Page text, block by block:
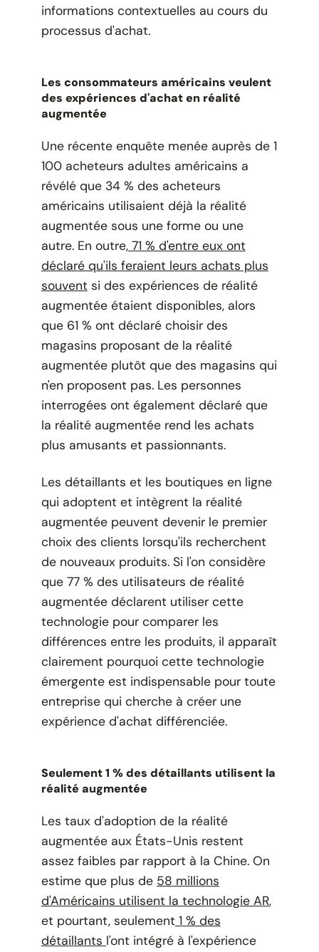
informations contextuelles au cours du
processus d'achat.
Les consommateurs américains veulent
des expériences d'achat en réalité
augmentée
Une récente enquête menée auprès de 1
100 acheteurs adultes américains a
révélé que 34 % des acheteurs
américains utilisaient déjà la réalité
augmentée sous une forme ou une
autre. En outre,71 % d'entre eux ont
déclaré qu'ils feraient leurs achats plus
souventsi des expériences de réalité
augmentée étaient disponibles, alors
que 61 % ont déclaré choisir des
magasins proposant de la réalité
augmentée plutôt que des magasins qui
n'en proposent pas. Les personnes
interrogées ont également déclaré que
la réalité augmentée rend les achats
plus amusants et passionnants.
Les détaillants et les boutiques en ligne
qui adoptent et intègrent la réalité
augmentée peuvent devenir le premier
choix des clients lorsqu'ils recherchent
de nouveaux produits. Si l'on considère
que 77 % des utilisateurs de réalité
augmentée déclarent utiliser cette
technologie pour comparer les
différences entre les produits, il apparaît
clairement pourquoi cette technologie
émergente est indispensable pour toute
entreprise qui cherche à créer une
expérience d'achat différenciée.
Seulement 1 % des détaillants utilisent la
réalité augmentée
Les taux d'adoption de la réalité
augmentée aux États-Unis restent
assez faibles par rapport à la Chine. On
estime que plus de 58 millions
d'Américains utilisent la technologie AR,
et pourtant, seulement1 % des
détaillants l'ont intégré à l'expérience